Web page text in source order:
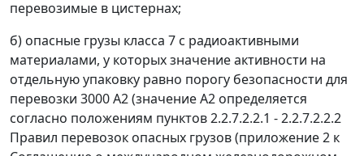
перевозимые в цистернах;
б) опасные грузы класса 7 с радиоактивными
материалами, у которых значение активности на
отдельную упаковку равно порогу безопасности для
перевозки 3000 А2 (значение А2 определяется
согласно положениям пунктов 2.2.7.2.2.1 - 2.2.7.2.2.2
Правил перевозок опасных грузов (приложение 2 к